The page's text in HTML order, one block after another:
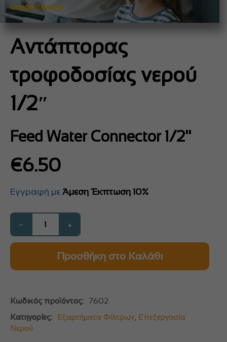
Google Reviews
Αντάπτορας
τροφοδοσίας νερού
1/2″
Feed Water Connector 1/2''
€6.50
Εγγραφή με Άμεση Έκπτωση 10%
− +
Προσθήκη στο Καλάθι
Κωδικός προϊόντος:
7602
Κατηγορίες:
Εξαρτήματα Φίλτρων Επεξεργασία
Νερού